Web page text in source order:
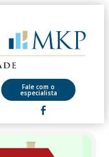
Fale com o
especialista